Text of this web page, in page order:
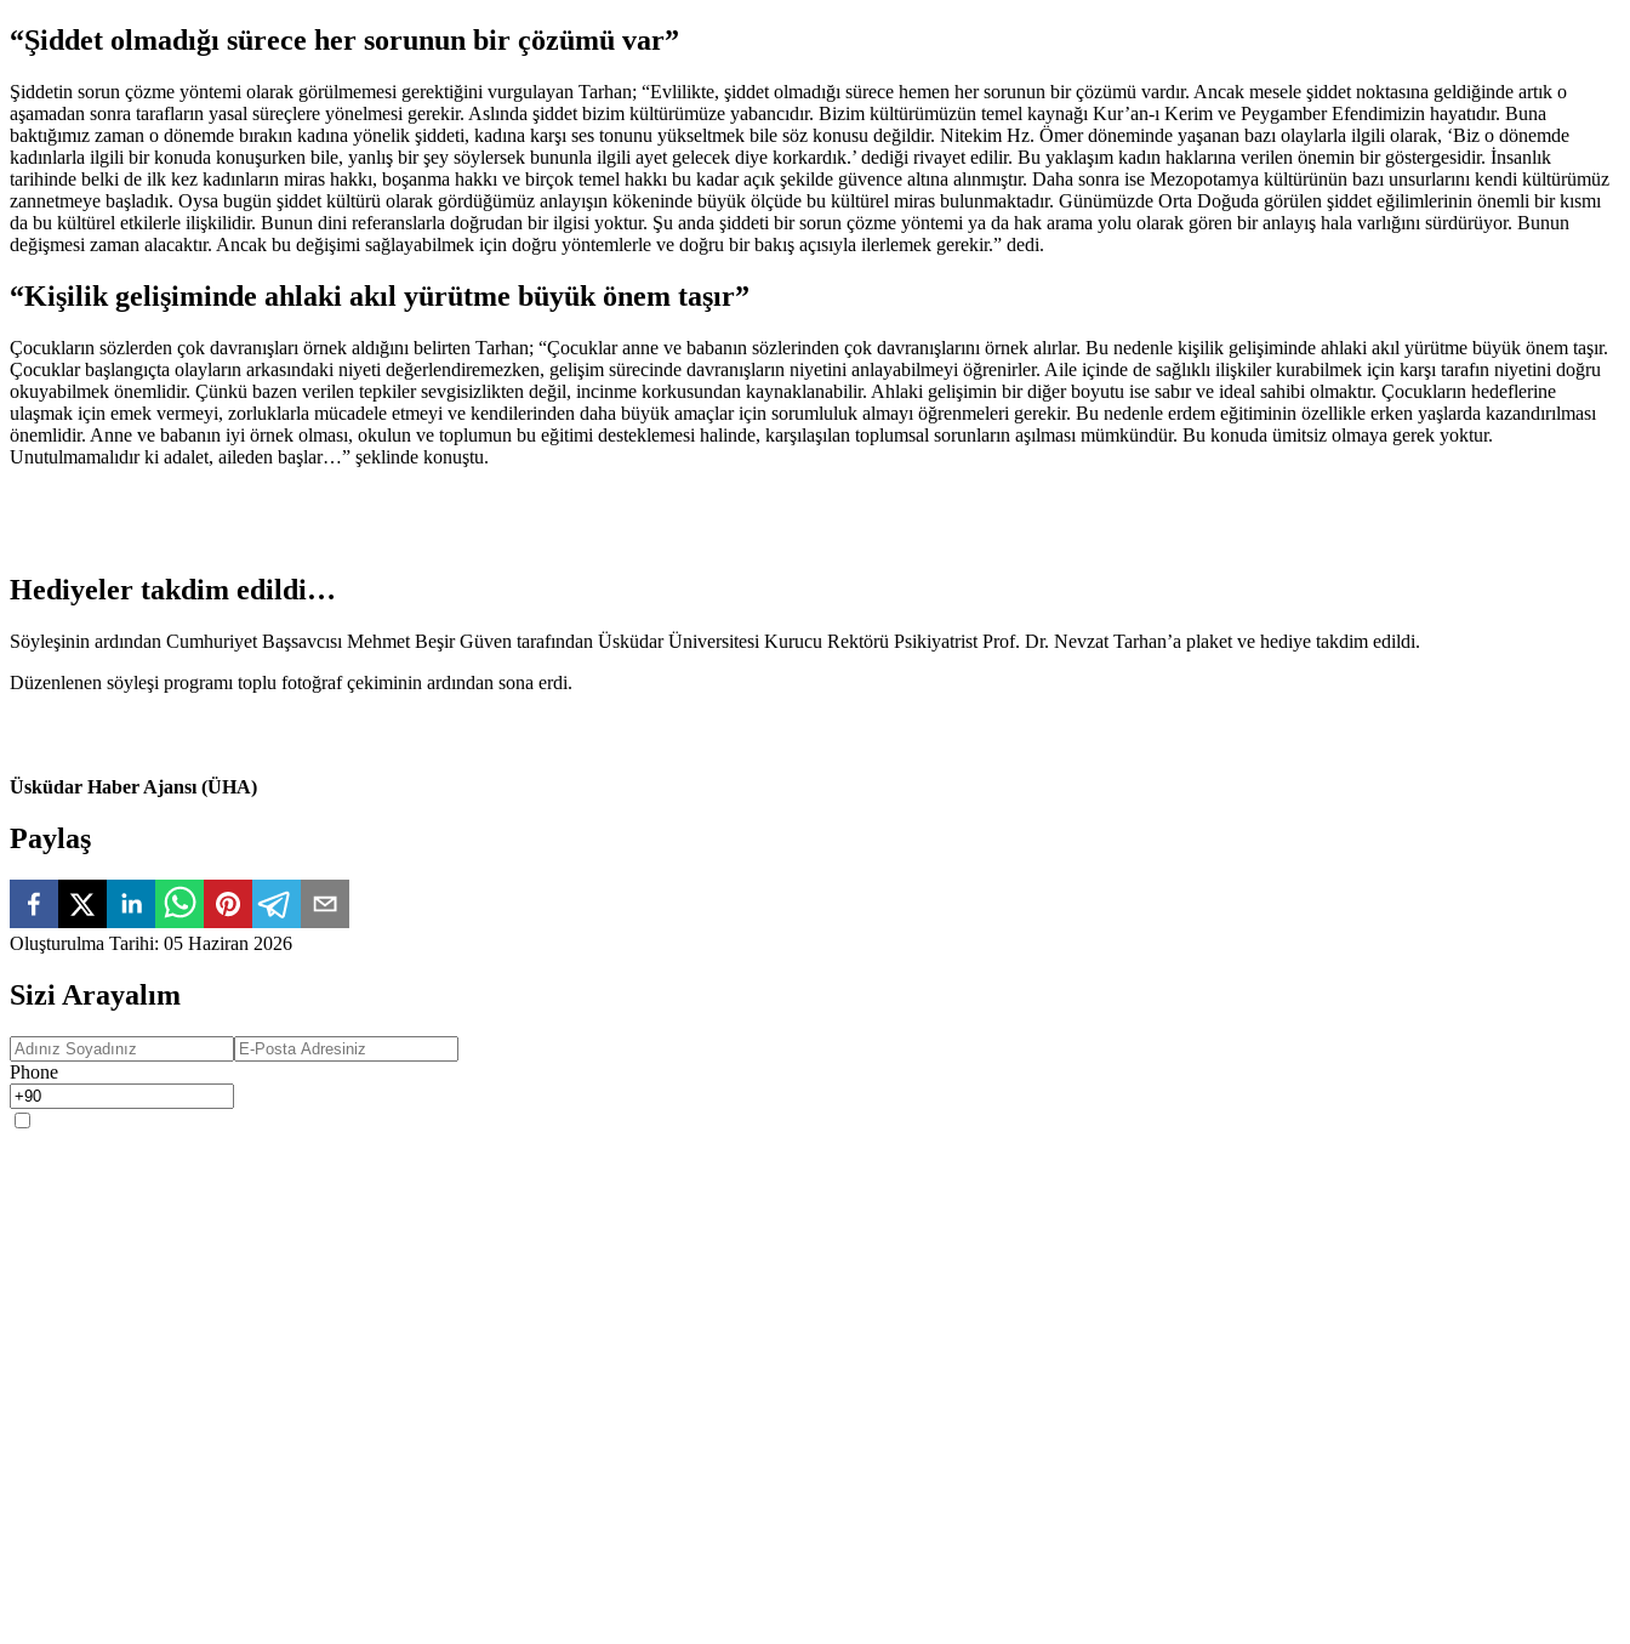
“Şiddet olmadığı sürece her sorunun bir çözümü var”
Şiddetin sorun çözme yöntemi olarak görülmemesi gerektiğini vurgulayan Tarhan; “Evlilikte, şiddet olmadığı sürece hemen her sorunun bir çözümü vardır. Ancak mesele şiddet noktasına geldiğinde artık o
aşamadan sonra tarafların yasal süreçlere yönelmesi gerekir. Aslında şiddet bizim kültürümüze yabancıdır. Bizim kültürümüzün temel kaynağı Kur’an-ı Kerim ve Peygamber Efendimizin hayatıdır. Buna
baktığımız zaman o dönemde bırakın kadına yönelik şiddeti, kadına karşı ses tonunu yükseltmek bile söz konusu değildir. Nitekim Hz. Ömer döneminde yaşanan bazı olaylarla ilgili olarak, ‘Biz o dönemde
kadınlarla ilgili bir konuda konuşurken bile, yanlış bir şey söylersek bununla ilgili ayet gelecek diye korkardık.’ dediği rivayet edilir. Bu yaklaşım kadın haklarına verilen önemin bir göstergesidir. İnsanlık
tarihinde belki de ilk kez kadınların miras hakkı, boşanma hakkı ve birçok temel hakkı bu kadar açık şekilde güvence altına alınmıştır. Daha sonra ise Mezopotamya kültürünün bazı unsurlarını kendi kültürümüz
zannetmeye başladık. Oysa bugün şiddet kültürü olarak gördüğümüz anlayışın kökeninde büyük ölçüde bu kültürel miras bulunmaktadır. Günümüzde Orta Doğuda görülen şiddet eğilimlerinin önemli bir kısmı
da bu kültürel etkilerle ilişkilidir. Bunun dini referanslarla doğrudan bir ilgisi yoktur. Şu anda şiddeti bir sorun çözme yöntemi ya da hak arama yolu olarak gören bir anlayış hala varlığını sürdürüyor. Bunun
değişmesi zaman alacaktır. Ancak bu değişimi sağlayabilmek için doğru yöntemlerle ve doğru bir bakış açısıyla ilerlemek gerekir.” dedi.
“Kişilik gelişiminde ahlaki akıl yürütme büyük önem taşır”
Çocukların sözlerden çok davranışları örnek aldığını belirten Tarhan; “Çocuklar anne ve babanın sözlerinden çok davranışlarını örnek alırlar. Bu nedenle kişilik gelişiminde ahlaki akıl yürütme büyük önem taşır.
Çocuklar başlangıçta olayların arkasındaki niyeti değerlendiremezken, gelişim sürecinde davranışların niyetini anlayabilmeyi öğrenirler. Aile içinde de sağlıklı ilişkiler kurabilmek için karşı tarafın niyetini doğru
okuyabilmek önemlidir. Çünkü bazen verilen tepkiler sevgisizlikten değil, incinme korkusundan kaynaklanabilir. Ahlaki gelişimin bir diğer boyutu ise sabır ve ideal sahibi olmaktır. Çocukların hedeflerine
ulaşmak için emek vermeyi, zorluklarla mücadele etmeyi ve kendilerinden daha büyük amaçlar için sorumluluk almayı öğrenmeleri gerekir. Bu nedenle erdem eğitiminin özellikle erken yaşlarda kazandırılması
önemlidir. Anne ve babanın iyi örnek olması, okulun ve toplumun bu eğitimi desteklemesi halinde, karşılaşılan toplumsal sorunların aşılması mümkündür. Bu konuda ümitsiz olmaya gerek yoktur.
Unutulmamalıdır ki adalet, aileden başlar…” şeklinde konuştu.
Hediyeler takdim edildi…
Söyleşinin ardından Cumhuriyet Başsavcısı Mehmet Beşir Güven tarafından Üsküdar Üniversitesi Kurucu Rektörü Psikiyatrist Prof. Dr. Nevzat Tarhan’a plaket ve hediye takdim edildi.
Düzenlenen söyleşi programı toplu fotoğraf çekiminin ardından sona erdi.
Üsküdar Haber Ajansı (ÜHA)
Paylaş
Oluşturulma Tarihi: 05 Haziran 2026
Sizi Arayalım
Phone